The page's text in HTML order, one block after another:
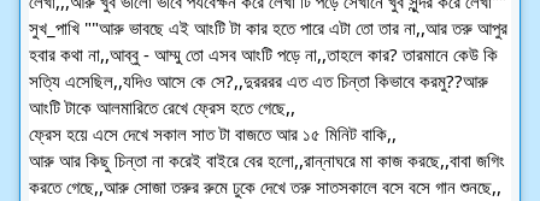
সুখ_পাখি ""আরু ভাবছে এই আংটি টা কার হতে পারে এটা তো তার না,,আর তরু আপুর
হবার কথা না,,আব্বু - আম্মু তো এসব আংটি পড়ে না,,তাহলে কার? তারমানে কেউ কি
সত্যি এসেছিল,,যদিও আসে কে সে?,,দুরররর এত এত চিন্তা কিভাবে করমু??আরু
আংটি টাকে আলমারিতে রেখে ফ্রেস হতে গেছে,,
ফ্রেস হয়ে এসে দেখে সকাল সাত টা বাজতে আর ১৫ মিনিট বাকি,,
আরু আর কিছু চিন্তা না করেই বাইরে বের হলো,,রান্নাঘরে মা কাজ করছে,,বাবা জগিং
করতে গেছে,,আরু সোজা তরুর রুমে ঢুকে দেখে তরু সাতসকালে বসে বসে গান শুনছে,,